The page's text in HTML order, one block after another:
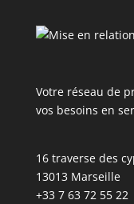
Votre réseau de
vos besoins en
16 traverse des
13013 Marseille
+33 7 63 72 55 22